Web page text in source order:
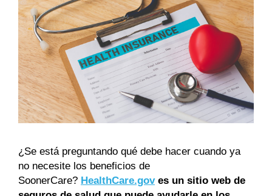
¿Se está preguntando qué debe hacer cuando ya
no necesite los beneficios de
SoonerCare? HealthCare.gov es un sitio web de